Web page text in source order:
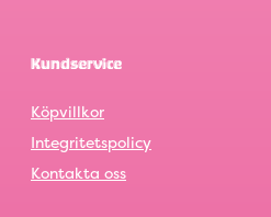
Kundservice
Köpvillkor
Integritetspolicy
Kontakta oss